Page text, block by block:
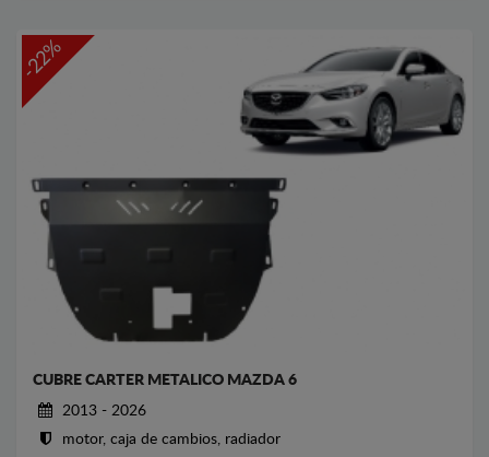
-22%
CUBRE CARTER METALICO MAZDA 6
2013 - 2026
motor, caja de cambios, radiador